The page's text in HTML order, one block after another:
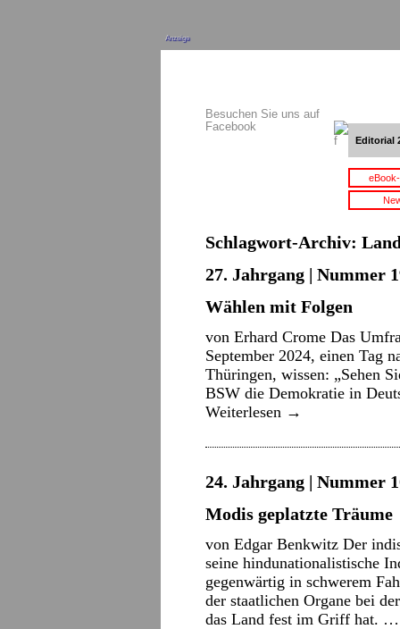
Anzeige
Besuchen Sie uns auf
Facebook
Editorial
Schlagwort-Archiv:
27. Jahrgang | Nummer
Wählen mit Folgen
von Erhard Crome Das
September 2024, einen Tag
Thüringen, wissen: „Sehen
BSW die Demokratie in
Weiterlesen →
24. Jahrgang | Nummer
Modis geplatzte Träume
von Edgar Benkwitz Der
seine hindunationalistische
gegenwärtig in schwerem
der staatlichen Organe bei
das Land fest im Griff hat.